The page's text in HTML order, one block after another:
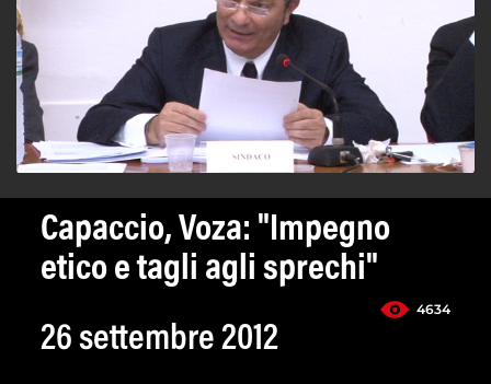
Capaccio, Voza: "Impegno
etico e tagli agli sprechi"
4634
26 settembre 2012